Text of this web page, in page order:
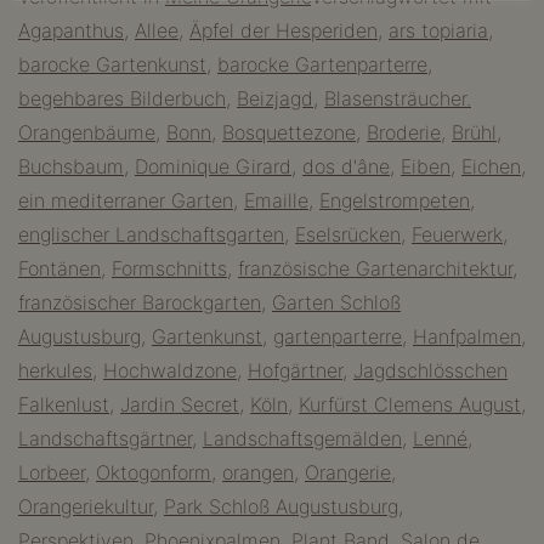
von
Schloss
Augustusburg
–
ein
französischer
Garten
im
Rheinland
Agapanthus, Allee, Äpfel der Hesperiden, ars topiaria ,
barocke Gartenkunst, barocke Gartenparterre,
begehbares Bilderbuch, Beizjagd , Blasensträucher.
Orangenbäume, Bonn, Bosquettezone, Broderie, Brühl ,
Buchsbaum , Dominique Girard , dos d'âne, Eiben, Eichen,
ein mediterraner Garten, Emaille, Engelstrompeten,
englischer Landschaftsgarten, Eselsrücken, Feuerwerk,
Fontänen, Formschnitts, französische Gartenarchitektur,
französischer Barockgarten, Garten Schloß
Augustusburg, Gartenkunst, gartenparterre, Hanfpalmen,
herkules, Hochwaldzone, Hofgärtner, Jagdschlösschen
Falkenlust, Jardin Secret, Köln, Kurfürst Clemens August,
Landschaftsgärtner, Landschaftsgemälden, Lenné,
Lorbeer, Oktogonform , orangen, Orangerie,
Orangeriekultur, Park Schloß Augustusburg,